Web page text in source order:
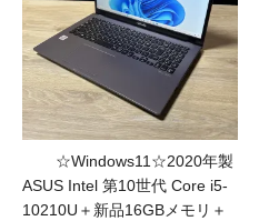
☆Windows11☆2020年製
ASUS Intel 第10世代 Core i5-
10210U＋新品16GBメモリ＋